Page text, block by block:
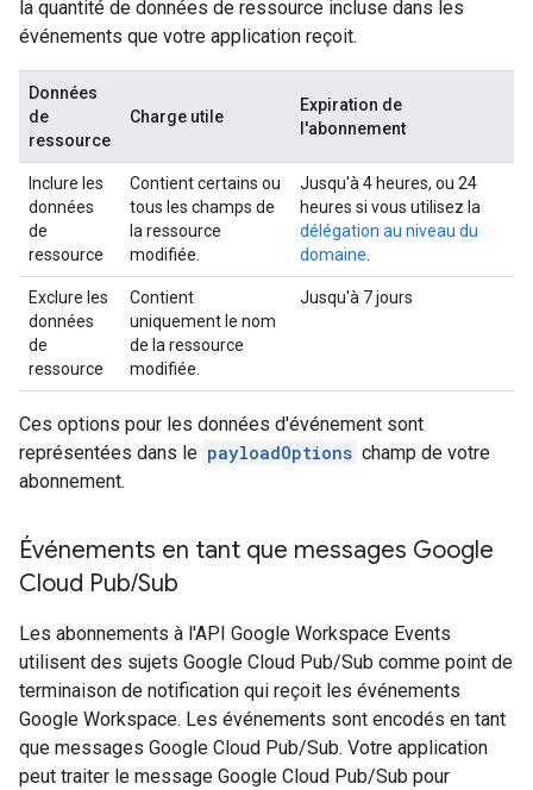
la quantité de données de ressource incluse dans les
événements que votre application reçoit.
Données
de
ressource
Charge utile
Expiration de
l'abonnement
Inclure les
données
de
ressource
Contient certains ou
tous les champs de
la ressource
modifiée.
Jusqu'à 4 heures, ou 24
heures si vous utilisez la
délégation au niveau du
domaine
Exclure les
données
de
ressource
Contient
uniquement le nom
de la ressource
modifiée.
Jusqu'à 7 jours
Ces options pour les données d'événement sont
représentées dans le payloadOptions champ de votre
abonnement.
Événements en tant que messages Google
Cloud Pub/Sub
Les abonnements à l'API Google Workspace Events
utilisent des sujets Google Cloud Pub/Sub comme point de
terminaison de notification qui reçoit les événements
Google Workspace. Les événements sont encodés en tant
que messages Google Cloud Pub/Sub. Votre application
peut traiter le message Google Cloud Pub/Sub pour